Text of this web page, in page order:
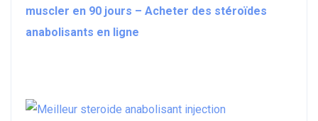
muscler en 90 jours – Acheter des stéroïdes
anabolisants en ligne